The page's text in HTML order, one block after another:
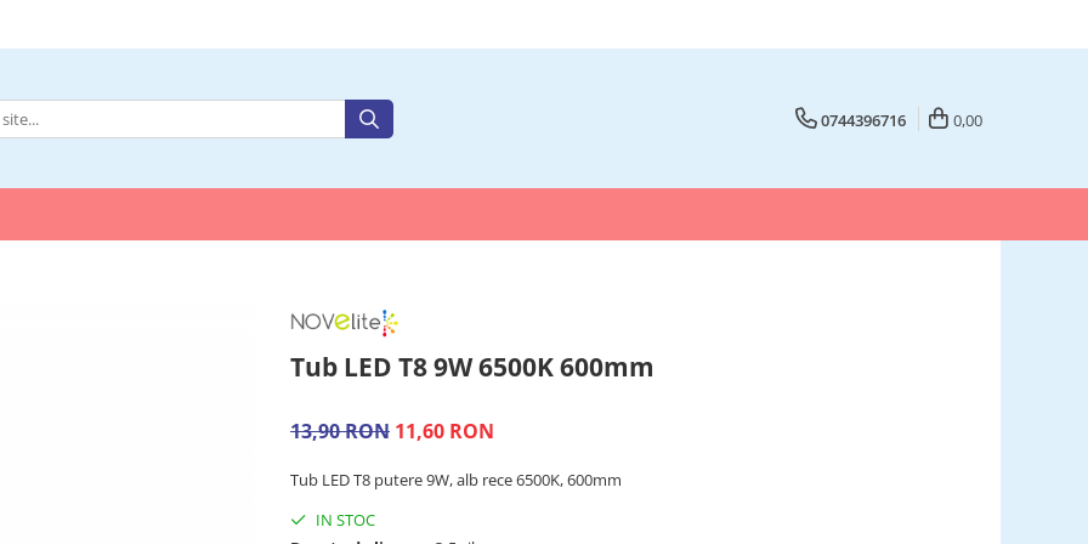
0744396716 0,00
Tub LED T8 9W 6500K 600mm
13,90 RON 11,60 RON
Tub LED T8 putere 9W, alb rece 6500K, 600mm
IN STOC